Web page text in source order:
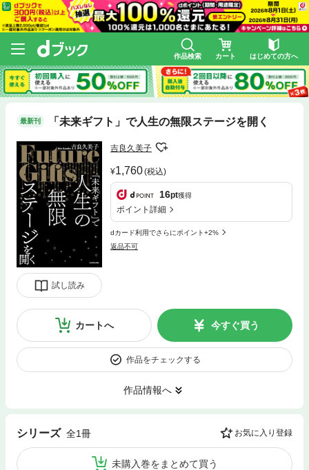
作品検索 カート はじめての方へ
最新刊 「未来ギフト」で人生の無限ステージを開く
試し読み
吉良久美子
1,760(税込)
16pt獲得
ポイント詳細
dカード利用でさらにポイント+2%
返品不可
カートへ 今すぐ買う
作品をチェックする
作品情報へ
シリーズ 全1冊 お気に入り登録
未購入巻をまとめて買う